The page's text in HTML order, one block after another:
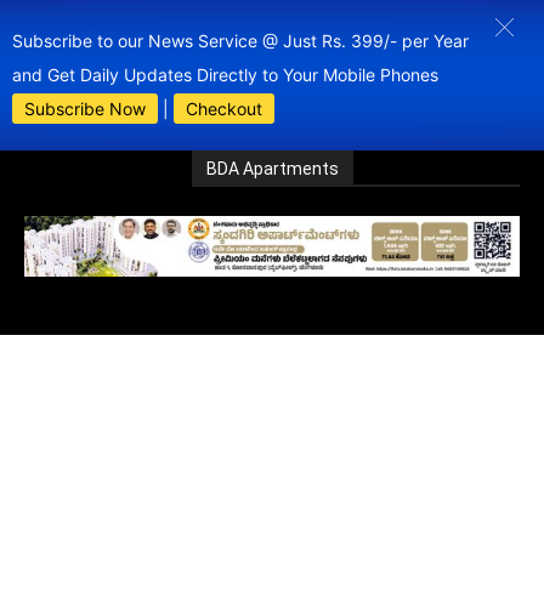
Subscribe to our News Service @ Just Rs. 399/- per Year
and Get Daily Updates Directly to Your Mobile Phones
Subscribe Now
Checkout
BDA Apartments